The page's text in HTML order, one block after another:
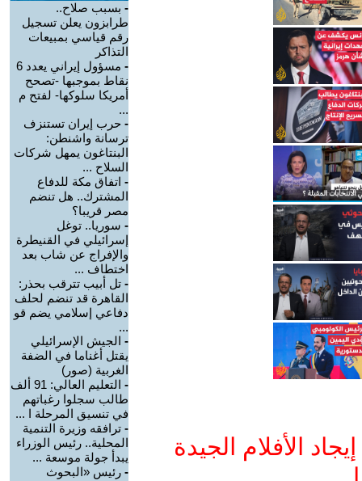
الأفلام الجيدة
- بسبب صلاح..
طرابزون يعلن تسجيل
رقم قياسي بمبيعات
التذاكر
-
مسؤول إيراني يعدد 6
نقاط بموجبها -تصحح
أمريكا سلوكها- لفتح م
...
- حرب إيران تستنزف
ترسانة واشنطن:
البنتاغون يمهل شركات
السلاح ...
- اتفاق مكة للدفاع
المشترك.. هل تنضم
مصر قريبا؟
- سوريا.. توغل
إسرائيلي في القنيطرة
والإفراج عن شاب بعد
اختطاف ...
- تل أبيب تترقب بحذر:
القاهرة قد تنضم لحلف
دفاعي إسلامي يضم قو
...
- الجيش الإسرائيلي
يقتل أغناما في الضفة
الغربية (صور)
-
التعليم العالي: 91 ألف
طالب سجلوا رغباتهم
في تنسيق المرحلة ا ...
- ترافقه وزيرة التنمية
المحلية.. رئيس الوزراء
يبدأ جولة موسعة ...
- رئيس «البحوث